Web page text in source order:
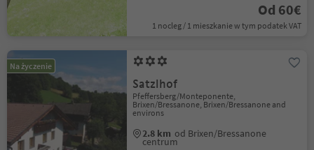
Od 60€
1 nocleg / 1 mieszkanie w tym podatek VAT
Na życzenie
Satzlhof
Pfeffersberg/Monteponente,
Brixen/Bressanone, Brixen/Bressanone and
environs
2.8 km od Brixen/Bressanone
centrum